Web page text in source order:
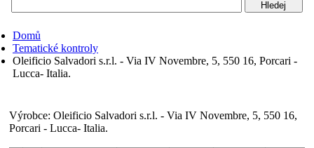
potravinářská
inspekce
Domů
Tematické kontroly
Oleificio Salvadori s.r.l. - Via IV Novembre, 5, 550 16, Porcari -
Lucca- Italia.
Výrobce: Oleificio Salvadori s.r.l. - Via IV Novembre, 5, 550 16,
Porcari - Lucca- Italia.